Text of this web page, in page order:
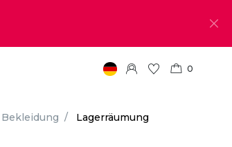
0
Bekleidung Lagerräumung